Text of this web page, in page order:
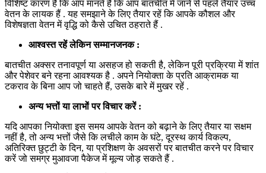
विशिष्ट कारण हैं कि आप मानते हैं कि आप बातचीत में जाने से पहले तैयार उच्च
वेतन के लायक हैं . यह समझाने के लिए तैयार रहें कि आपके कौशल और
विशेषज्ञता वेतन में वृद्धि को कैसे उचित ठहराते हैं .
आश्वस्त रहें लेकिन सम्मानजनक :
बातचीत अक्सर तनावपूर्ण या असहज हो सकती है, लेकिन पूरी प्रक्रिया में शांत
और पेशेवर बने रहना आवश्यक है . अपने नियोक्ता के प्रति आक्रामक या
टकराव के बिना आप जो चाहते हैं, उसके बारे में मुखर रहें .
अन्य भत्तों या लाभों पर विचार करें :
यदि आपका नियोक्ता इस समय आपके वेतन को बढ़ाने के लिए तैयार या सक्षम
नहीं है, तो अन्य भत्तों जैसे कि लचीले काम के घंटे, दूरस्थ कार्य विकल्प,
अतिरिक्त छुट्टी के दिन, या प्रशिक्षण के अवसरों पर बातचीत करने पर विचार
करें जो समग्र मुआवजा पैकेज में मूल्य जोड़ सकते हैं .